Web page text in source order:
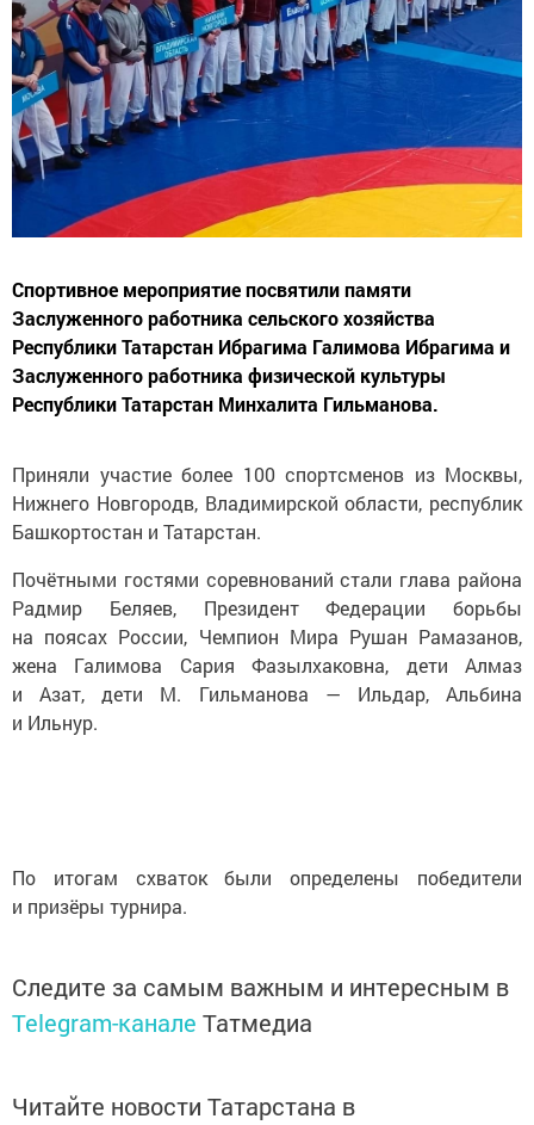
Спортивное мероприятие посвятили памяти
Заслуженного работника сельского хозяйства
Республики Татарстан Ибрагима Галимова Ибрагима и
Заслуженного работника физической культуры
Республики Татарстан Минхалита Гильманова.
Приняли участие более 100 спортсменов из Москвы,
Нижнего Новгородв, Владимирской области, республик
Башкортостан и Татарстан.
Почётными гостями соревнований стали глава района
Радмир Беляев, Президент Федерации борьбы
на поясах России, Чемпион Мира Рушан Рамазанов,
жена Галимова Сария Фазылхаковна, дети Алмаз
и Азат, дети М. Гильманова — Ильдар, Альбина
и Ильнур.
По итогам схваток были определены победители
и призёры турнира.
Следите за самым важным и интересным в
Telegram-канале Татмедиа
Читайте новости Татарстана в